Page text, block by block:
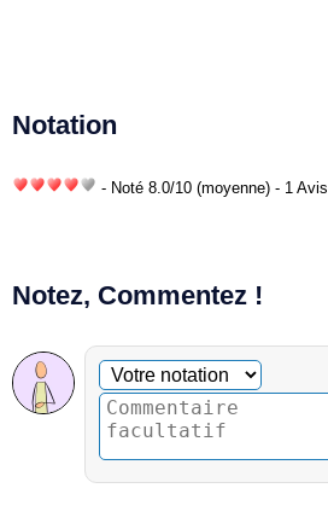
Notation
- Noté 8.0/10 (moyenne) - 1 Avis
Notez, Commentez !
Commentaire facultatif
Votre notation